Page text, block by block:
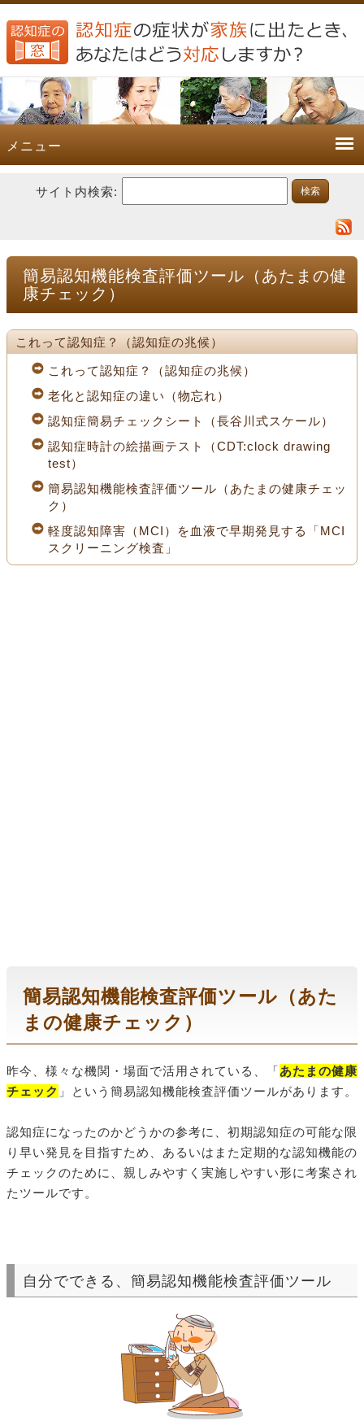
メニュー
サイト内検索:
簡易認知機能検査評価ツール（あたまの健
康チェック）
これって認知症？（認知症の兆候）
これって認知症？（認知症の兆候）
老化と認知症の違い（物忘れ）
認知症簡易チェックシート（長谷川式スケール）
認知症時計の絵描画テスト（CDT:clock drawing
test）
簡易認知機能検査評価ツール（あたまの健康チェッ
ク）
軽度認知障害（MCI）を血液で早期発見する「MCI
スクリーニング検査」
簡易認知機能検査評価ツール（あた
まの健康チェック）
昨今、様々な機関・場面で活用されている、「あたまの健康
チェック 」という簡易認知機能検査評価ツールがあります。
認知症になったのかどうかの参考に、初期認知症の可能な限
り早い発見を目指すため、あるいはまた定期的な認知機能の
チェックのために、親しみやすく実施しやすい形に考案され
たツールです。
自分でできる、簡易認知機能検査評価ツール